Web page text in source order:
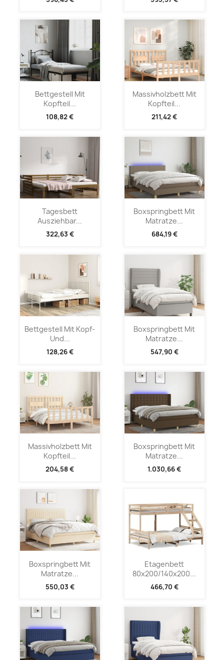
Bettgestell Mit
Kopfteil...
108,82 €
Massivholzbett Mit
Kopfteil...
211,42 €
Tagesbett
Ausziehbar...
322,63 €
Boxspringbett Mit
Matratze...
684,19 €
Bettgestell Mit Kopf-
Und...
128,26 €
Boxspringbett Mit
Matratze...
547,90 €
Massivholzbett Mit
Kopfteil...
204,58 €
Boxspringbett Mit
Matratze...
1.030,66 €
Boxspringbett Mit
Matratze...
550,03 €
Etagenbett
80x200/140x200...
466,70 €